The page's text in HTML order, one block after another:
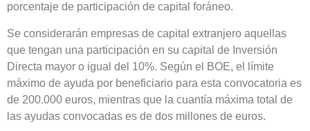
porcentaje de participación de capital foráneo.
Se considerarán empresas de capital extranjero aquellas
que tengan una participación en su capital de Inversión
Directa mayor o igual del 10%. Según el BOE, el límite
máximo de ayuda por beneficiario para esta convocatoria es
de 200.000 euros, mientras que la cuantía máxima total de
las ayudas convocadas es de dos millones de euros.